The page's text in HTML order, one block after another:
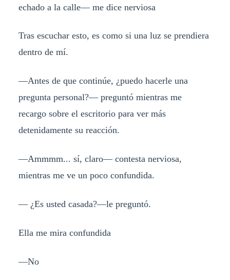
echado a la calle— me dice nerviosa
Tras escuchar esto, es como si una luz se prendiera
dentro de mí.
—Antes de que continúe, ¿puedo hacerle una
pregunta personal?— preguntó mientras me
recargo sobre el escritorio para ver más
detenidamente su reacción.
—Ammmm... sí, claro— contesta nerviosa,
mientras me ve un poco confundida.
— ¿Es usted casada?—le preguntó.
Ella me mira confundida
—No